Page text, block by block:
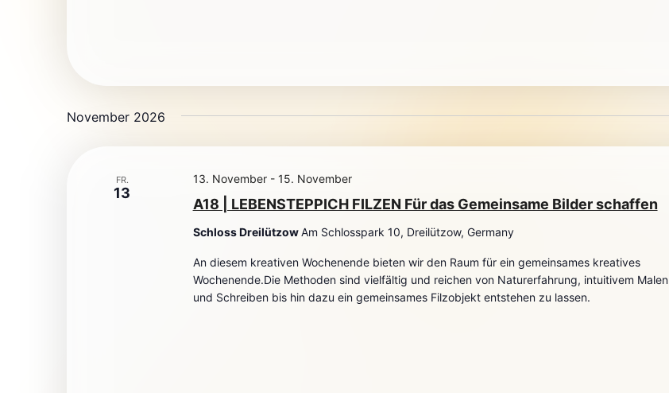
November 2026
FR.
13
A18 | LEBENSTEPPICH FILZEN Für das Gemeinsame Bilder schaffen
13. November- 15. November
Schloss DreilützowAm Schlosspark 10, Dreilützow, Germany
An diesem kreativen Wochenende bieten wir den Raum für ein gemeinsames kreatives
Wochenende.Die Methoden sind vielfältig und reichen von Naturerfahrung, intuitivem Malen
und Schreiben bis hin dazu ein gemeinsames Filzobjekt entstehen zu lassen.